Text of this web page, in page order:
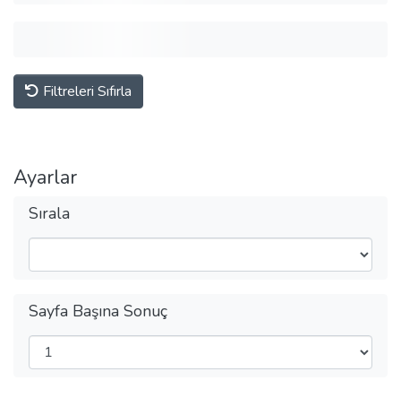
Filtreleri Sıfırla
Ayarlar
Sırala
Sayfa Başına Sonuç